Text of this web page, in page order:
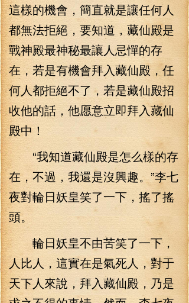
這樣的機會，簡直就是讓任何人
都無法拒絕，要知道，藏仙殿是
戰神殿最神秘最讓人忌憚的存
在，若是有機會拜入藏仙殿，任
何人都拒絕不了，若是藏仙殿招
收他的話，他愿意立即拜入藏仙
殿中！
“我知道藏仙殿是怎么樣的存
在，不過，我還是沒興趣。”李七
夜對輪日妖皇笑了一下，搖了搖
頭。
輪日妖皇不由苦笑了一下，
人比人，這實在是氣死人，對于
天下人來說，拜入藏仙殿，乃是